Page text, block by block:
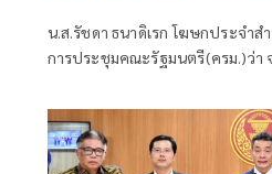
น.ส.รัชดา ธนาดิเรก โฆษกประจำ
การประชุมคณะรัฐมนตรี(ครม.)ว่า
ร่วมรัฐบาลและนายกฯไปแล้วว่า รั
ทำงานร่วมกันอย่างเต็มที่